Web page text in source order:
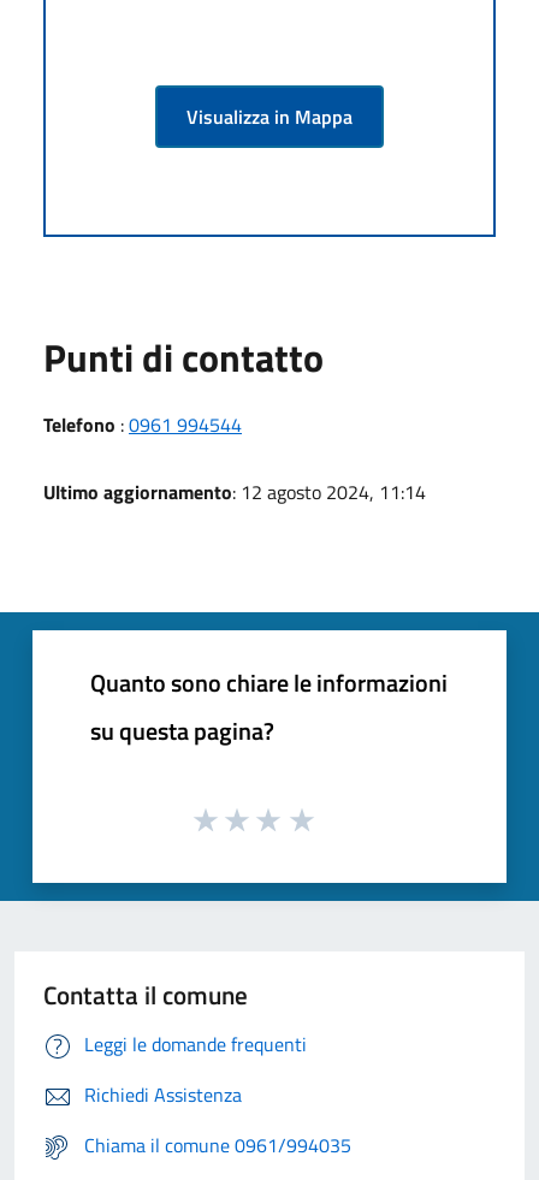
Visualizza in Mappa
Punti di contatto
Telefono :0961 994544
Ultimo aggiornamento: 12 agosto 2024, 11:14
Quanto sono chiare le informazioni
su questa pagina?
Contatta il comune
Leggi le domande frequenti
Richiedi Assistenza
Chiama il comune 0961/994035